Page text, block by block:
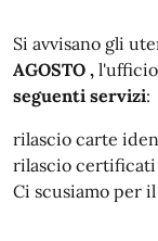
Si avvisano gli
AGOSTO ,
seguenti servizi:
rilascio carte
rilascio certificati
Ci scusiamo per